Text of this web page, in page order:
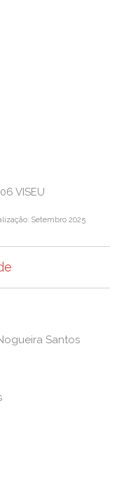
VISEU
Setembro 2025
Santos